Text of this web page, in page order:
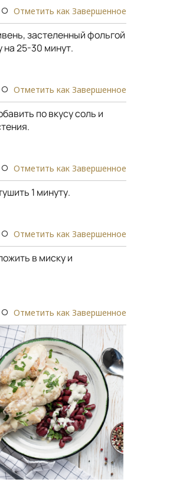
Отметить как Завершенное
застеленный фольгой
на 25-30 минут.
Отметить как Завершенное
по вкусу соль и
Отметить как Завершенное
1 минуту.
Отметить как Завершенное
в миску и
Отметить как Завершенное